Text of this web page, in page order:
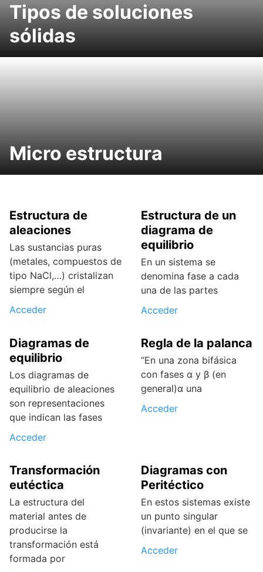
Tipos de soluciones
sólidas
Micro estructura
Estructura de
aleaciones
Las sustancias puras
(metales, compuestos de
tipo NaCl,…) cristalizan
siempre según el
Acceder
Estructura de un
diagrama de
equilibrio
En un sistema se
denomina fase a cada
una de las partes
Acceder
Diagramas de
equilibrio
Los diagramas de
equilibrio de aleaciones
son representaciones
que indican las fases
Acceder
Regla de la palanca
“En una zona bifásica
con fases α y β (en
general)α una
Acceder
Transformación
eutéctica
La estructura del
material antes de
producirse la
transformación está
formada por
Diagramas con
Peritéctico
En estos sistemas existe
un punto singular
(invariante) en el que se
Acceder